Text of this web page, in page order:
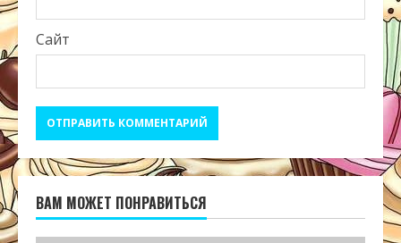
Сайт
ВАМ МОЖЕТ ПОНРАВИТЬСЯ